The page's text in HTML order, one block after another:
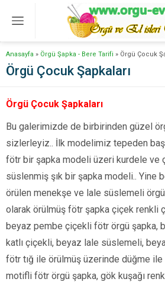
Anasayfa » Örgü Şapka - Bere Tarifi » Örgü Çocuk
Örgü Çocuk Şapkaları
Örgü Çocuk Şapkaları
Bu galerimizde de birbirinden güzel
sizlerleyiz.. İlk modelimiz tepeden
fötr bir şapka modeli üzeri kurdele ve
süslenmiş şık bir şapka modeli.. Yine
örülen menekşe ve lale süslemeli
olarak örülmüş fötr şapka çiçek renkli
beyaz pembe çiçekli fötr örgü şapka,
katlı çiçekli, beyaz lale süslemeli,
fötr tığ ile örülmüş üzerinde düğme
motifli fötr örgü şapka, gök kuşağı